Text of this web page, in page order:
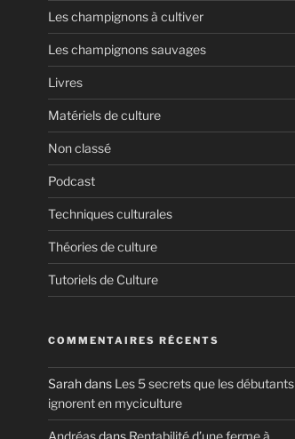
Les champignons à cultiver
Les champignons sauvages
Livres
Matériels de culture
Non classé
Podcast
Techniques culturales
Théories de culture
Tutoriels de Culture
COMMENTAIRES RÉCENTS
Sarahdans Les 5 secrets que les débutants
ignorent en myciculture
Andréasdans Rentabilité d’une ferme à